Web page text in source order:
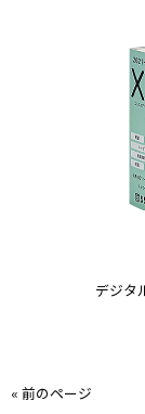
デジタ
« 前のページ